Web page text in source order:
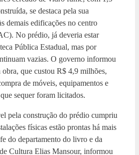
se destaca pela sua
demais edificações no centro
No prédio, já deveria estar
Pública Estadual, mas por
vazias. O governo informou
obra, que custou R$ 4,9 milhões,
de móveis, equipamentos e
sequer foram licitados.
pela construção do prédio cumpriu
físicas estão prontas há mais
do departamento do livro e da
Cultura Elias Mansour, informou